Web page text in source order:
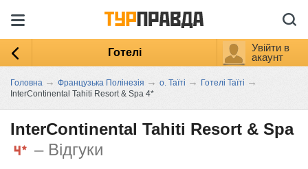
Готелі
Увійти в
акаунт
Головна → Французька Полінезія → о. Таїті → Готелі Таїті →
InterContinental Tahiti Resort & Spa 4*
InterContinental Tahiti Resort & Spa
– Відгуки